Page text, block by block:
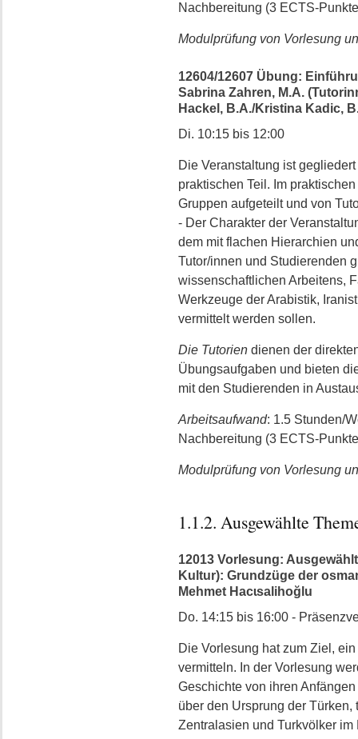
Nachbereitung (3 ECTS-
Modulprüfung von Vorlesung
12604/12607 Übung:
Sabrina Zahren, M.A.
Hackel, B.A./Kristina Kadic,
Di. 10:15 bis 12:00
Die Veranstaltung ist
praktischen Teil. Im
Gruppen aufgeteilt und von
- Der Charakter der
dem mit flachen Hierarchien
Tutor/innen und Studierenden
wissenschaftlichen Arbeitens,
Werkzeuge der Arabistik,
vermittelt werden sollen.
Die Tutoriendienen der
Übungsaufgaben und bieten
mit den Studierenden in
Arbeitsaufwand: 1.5 Stunden/
Nachbereitung (3 ECTS-
Modulprüfung von Vorlesung
1.1.2. Ausgewählte
12013 Vorlesung:
Kultur): Grundzüge der
Mehmet Hacɩsalihoğlu
Do. 14:15 bis 16:00 -
Die Vorlesung hat zum Ziel,
vermitteln. In der Vorlesung
Geschichte von ihren
über den Ursprung der
Zentralasien und Turkvölker